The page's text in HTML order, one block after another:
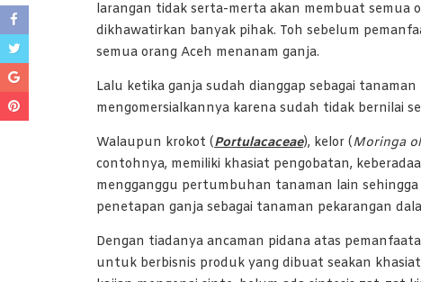
larangan tidak serta-merta akan membuat semua
dikhawatirkan banyak pihak. Toh sebelum
semua orang Aceh menanam ganja.
Lalu ketika ganja sudah dianggap sebagai
mengomersialkannya karena sudah tidak bernilai
Walaupun krokot (Portulacaceae), kelor (Moringa
contohnya, memiliki khasiat pengobatan,
mengganggu pertumbuhan tanaman lain
penetapan ganja sebagai tanaman pekarangan
Dengan tiadanya ancaman pidana atas
untuk berbisnis produk yang dibuat seakan